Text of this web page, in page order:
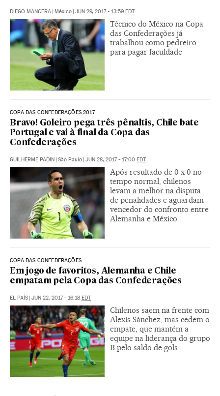
DIEGO MANCERA México JUN 29, 2017 - 13:59 EDT
Técnico do México na Copa
das Confederações já
trabalhou como pedreiro
para pagar faculdade
COPA DAS CONFEDERAÇÕES 2017
Bravo! Goleiro pega três pênaltis, Chile bate
Portugal e vai à final da Copa das
Confederações
GUILHERME PADIN São Paulo JUN 28, 2017 - 17:00 EDT
Após resultado de 0 x 0 no
tempo normal, chilenos
levam a melhor na disputa
de penalidades e aguardam
vencedor do confronto entre
Alemanha e México
COPA DAS CONFEDERAÇÕES
Em jogo de favoritos, Alemanha e Chile
empatam pela Copa das Confederações
EL PAÍS | JUN 22, 2017 - 16:18 EDT
Chilenos saem na frente com
Alexis Sánchez, mas cedem o
empate, que mantém a
equipe na liderança do grupo
B pelo saldo de gols